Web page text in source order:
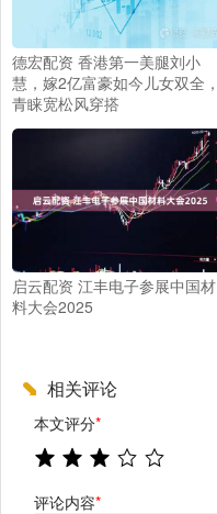
德宏配资 香港第一美腿刘小
慧，嫁2亿富豪如今儿女双全，
青睐宽松风穿搭
启云配资 江丰电子参展中国材
料大会2025
相关评论
本文评分*
评论内容*